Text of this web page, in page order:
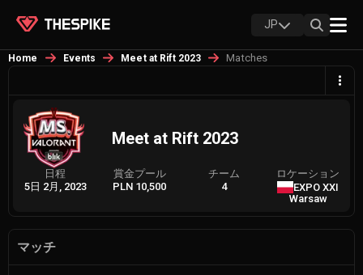
JP
Home Events Meet at Rift 2023 Matches
Meet at Rift 2023
日程
5日 2月, 2023
賞金プール
PLN 10,500
チーム
4
ロケーション
EXPO XXI
Warsaw
マッチ